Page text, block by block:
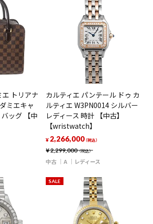
エ トリアナ
ミエキャ
ッグ 【中
カルティエ パンテール ドゥ カ
ルティエ W3PN0014 シルバー
レディース 時計 【中古】
【wristwatch】
¥2,299,000（税込）
¥ 2,266,000（税込）
中古 A レディース
SALE